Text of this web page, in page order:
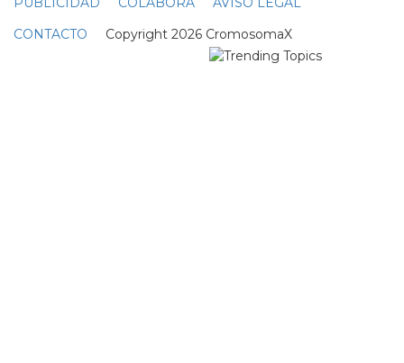
CONTACTO Copyright 2026 CromosomaX